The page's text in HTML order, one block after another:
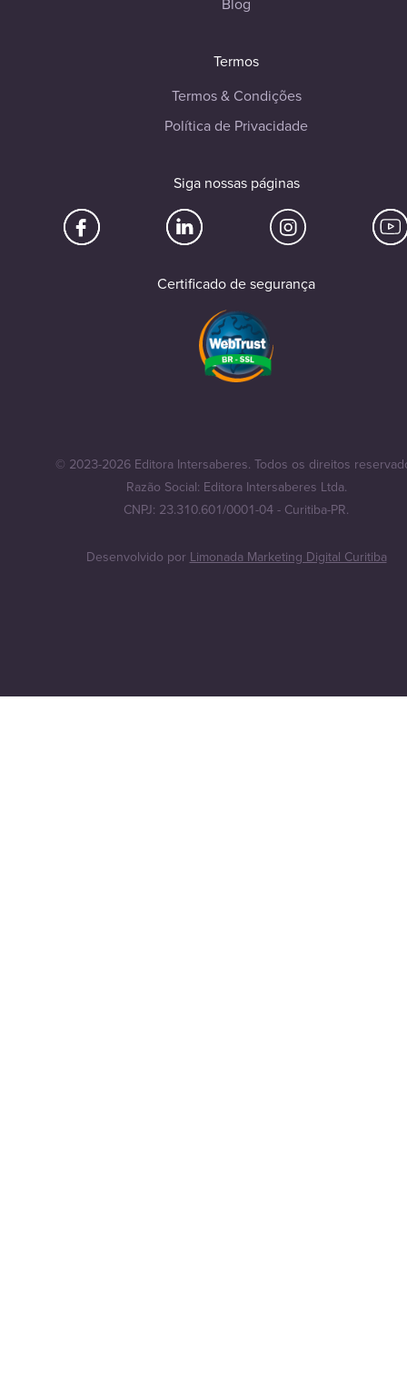
Blog
Termos
Termos & Condições
Política de Privacidade
Siga nossas páginas
Certificado de segurança
© 2023-2026 Editora Intersaberes. Todos os direitos
Razão Social: Editora Intersaberes Ltda.
CNPJ: 23.310.601/0001-04 - Curitiba-PR.
Desenvolvido por Limonada Marketing Digital Curitiba